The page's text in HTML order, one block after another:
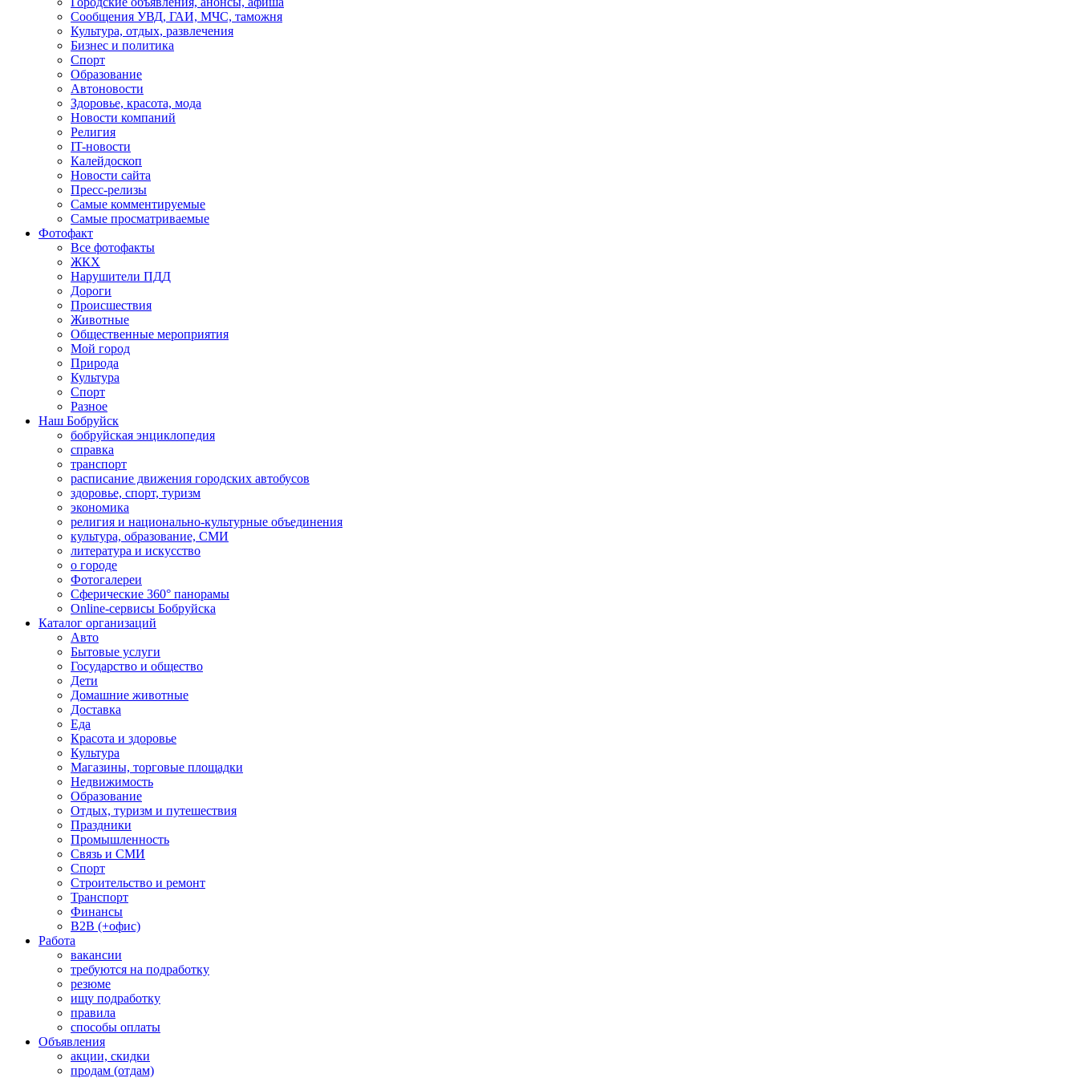
Сообщения УВД, ГАИ, МЧС, таможня
Культура, отдых, развлечения
Бизнес и политика
Спорт
Образование
Автоновости
Здоровье, красота, мода
Новости компаний
Религия
IT-новости
Калейдоскоп
Новости сайта
Пресс-релизы
Самые комментируемые
Самые просматриваемые
Фотофакт
Все фотофакты
ЖКХ
Нарушители ПДД
Дороги
Происшествия
Животные
Общественные мероприятия
Мой город
Природа
Культура
Спорт
Разное
Наш Бобруйск
бобруйская энциклопедия
справка
транспорт
расписание движения городских автобусов
здоровье, спорт, туризм
экономика
религия и национально-культурные объединения
культура, образование, СМИ
литература и искусство
о городе
Фотогалереи
Сферические 360° панорамы
Online-сервисы Бобруйска
Каталог организаций
Авто
Бытовые услуги
Государство и общество
Дети
Домашние животные
Доставка
Еда
Красота и здоровье
Культура
Магазины, торговые площадки
Недвижимость
Образование
Отдых, туризм и путешествия
Праздники
Промышленность
Связь и СМИ
Спорт
Строительство и ремонт
Транспорт
Финансы
B2B (+офис)
Работа
вакансии
требуются на подработку
резюме
ищу подработку
правила
способы оплаты
Объявления
акции, скидки
продам (отдам)